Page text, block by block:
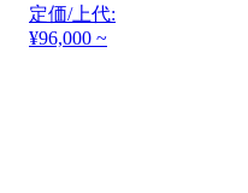
定価/上代:
¥96,000 ~